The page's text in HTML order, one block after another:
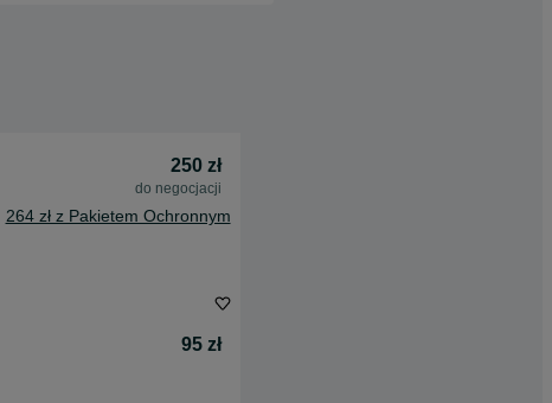
250 zł
do negocjacji
264 zł z Pakietem Ochronnym
95 zł